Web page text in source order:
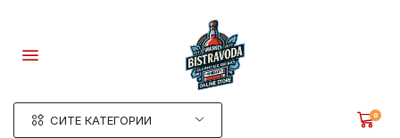
СИТЕ КАТЕГОРИИ 0